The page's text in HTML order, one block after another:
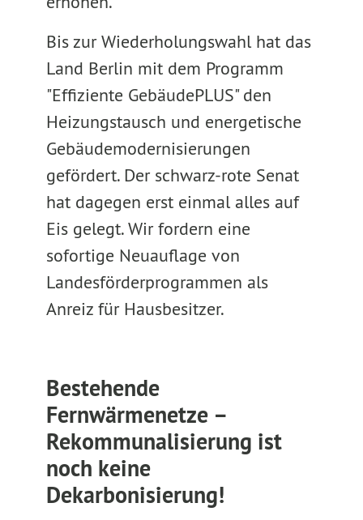
Bis zur Wiederholungswahl hat das
Land Berlin mit dem Programm
"Effiziente GebäudePLUS" den
Heizungstausch und energetische
Gebäudemodernisierungen
gefördert. Der schwarz-rote Senat
hat dagegen erst einmal alles auf
Eis gelegt. Wir fordern eine
sofortige Neuauflage von
Landesförderprogrammen als
Anreiz für Hausbesitzer.
Bestehende
Fernwärmenetze –
Rekommunalisierung ist
noch keine
Dekarbonisierung!